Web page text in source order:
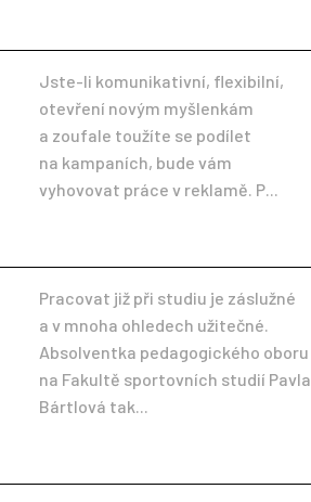
Jste-li komunikativní, flexibilní,
otevření novým myšlenkám
a zoufale toužíte se podílet
na kampaních, bude vám
vyhovovat práce v reklamě. P...
Pracovat již při studiu je záslužné
a v mnoha ohledech užitečné.
Absolventka pedagogického oboru
na Fakultě sportovních studií Pavla
Bártlová tak...